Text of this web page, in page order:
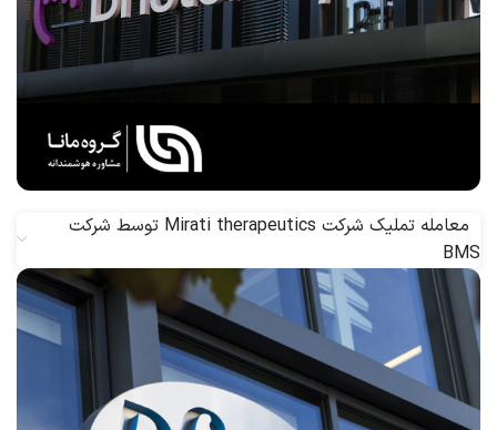
معامله تملیک شرکت Mirati therapeutics توسط شرکت
BMS